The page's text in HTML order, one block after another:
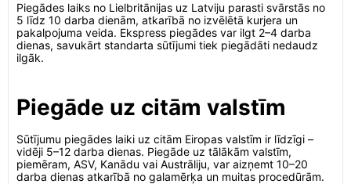
Piegādes laiks no Lielbritānijas uz Latviju parasti svārstās no
5 līdz 10 darba dienām, atkarībā no izvēlētā kurjera un
pakalpojuma veida. Ekspress piegādes var ilgt 2–4 darba
dienas, savukārt standarta sūtījumi tiek piegādāti nedaudz
ilgāk.
Piegāde uz citām valstīm
Sūtījumu piegādes laiki uz citām Eiropas valstīm ir līdzīgi –
vidēji 5–12 darba dienas. Piegāde uz tālākām valstīm,
piemēram, ASV, Kanādu vai Austrāliju, var aizņemt 10–20
darba dienas atkarībā no galamērķa un muitas procedūrām.